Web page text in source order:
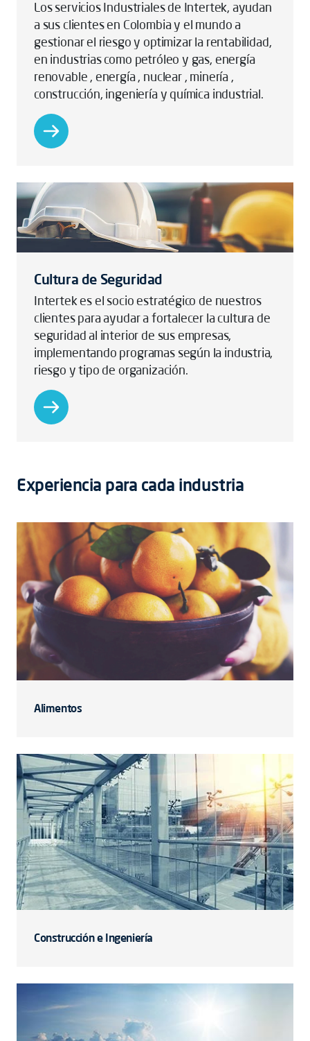
Los servicios Industriales de Intertek, ayudan
a sus clientes en Colombia y el mundo a
gestionar el riesgo y optimizar la rentabilidad,
en industrias como petróleo y gas, energía
renovable , energía , nuclear , minería ,
construcción, ingeniería y química industrial.
Cultura de Seguridad
Intertek es el socio estratégico de nuestros
clientes para ayudar a fortalecer la cultura de
seguridad al interior de sus empresas,
implementando programas según la industria,
riesgo y tipo de organización.
Experiencia para cada industria
Alimentos
Construcción e Ingeniería